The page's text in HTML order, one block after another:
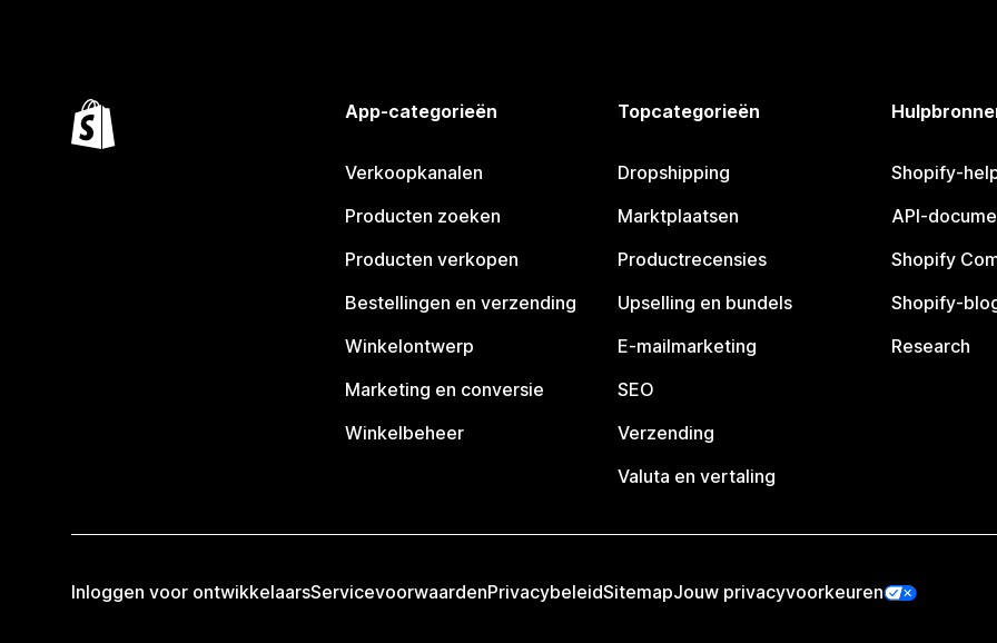
App-categorieën
Verkoopkanalen
Producten zoeken
Producten verkopen
Bestellingen en verzending
Winkelontwerp
Marketing en conversie
Winkelbeheer
Topcategorieën
Dropshipping
Marktplaatsen
Productrecensies
Upselling en bundels
E-mailmarketing
SEO
Verzending
Valuta en vertaling
Shopify-
API-
Shopify
Shopify-
Research
Inloggen voor ontwikkelaarsServicevoorwaardenPrivacybeleidSitemapJouw privacyvoorkeuren